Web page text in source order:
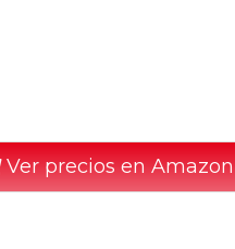
Ver precios en Amazon